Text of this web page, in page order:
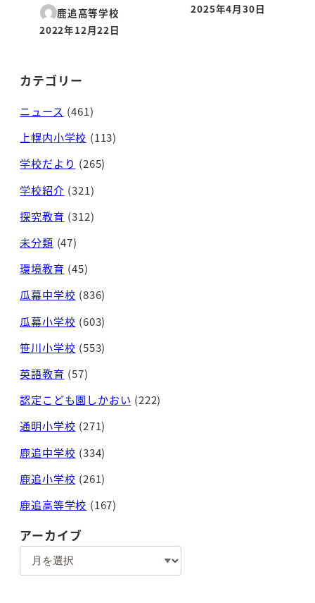
鹿追高等学校
投稿日
2022年12月22日
投稿日
2025年4月30日
カテゴリー
ニュース (461)
上幌内小学校 (113)
学校だより (265)
学校紹介 (321)
探究教育 (312)
未分類 (47)
環境教育 (45)
瓜幕中学校 (836)
瓜幕小学校 (603)
笹川小学校 (553)
英語教育 (57)
認定こども園しかおい (222)
通明小学校 (271)
鹿追中学校 (334)
鹿追小学校 (261)
鹿追高等学校 (167)
アーカイブ